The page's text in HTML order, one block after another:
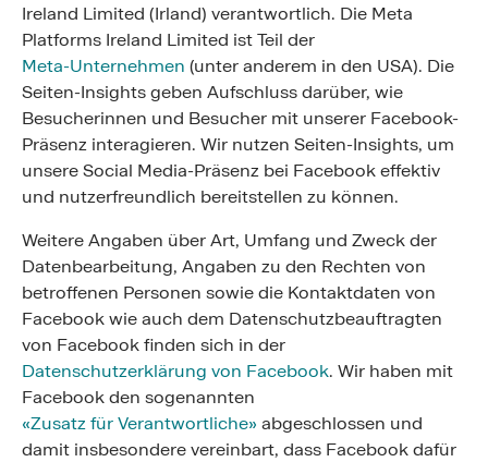
Ireland Limited (Irland) verantwortlich. Die Meta
Platforms Ireland Limited ist Teil der
Meta-Unternehmen (unter anderem in den USA). Die
Seiten-Insights geben Aufschluss darüber, wie
Besucherinnen und Besucher mit unserer Facebook-
Präsenz interagieren. Wir nutzen Seiten-Insights, um
unsere Social Media-Präsenz bei Facebook effektiv
und nutzerfreundlich bereitstellen zu können.
Weitere Angaben über Art, Umfang und Zweck der
Datenbearbeitung, Angaben zu den Rechten von
betroffenen Personen sowie die Kontaktdaten von
Facebook wie auch dem Datenschutzbeauftragten
von Facebook finden sich in der
Datenschutzerklärung von Facebook. Wir haben mit
Facebook den sogenannten
«Zusatz für Verantwortliche» abgeschlossen und
damit insbesondere vereinbart, dass Facebook dafür